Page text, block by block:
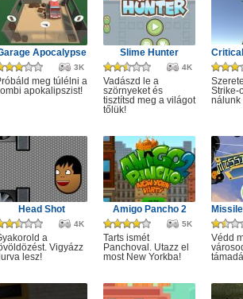
Apocalypse
3K
meg túlélni a
apokalipszist!
Slime Hunter
4K
Vadászd le a
szörnyeket és
tisztítsd meg a világot
tőlük!
Strike-
nálunk
Head Shot
4K
a
Vigyázz
lesz!
Amigo Pancho 2
5K
Tarts ismét
Panchoval. Utazz el
most New Yorkba!
Védd